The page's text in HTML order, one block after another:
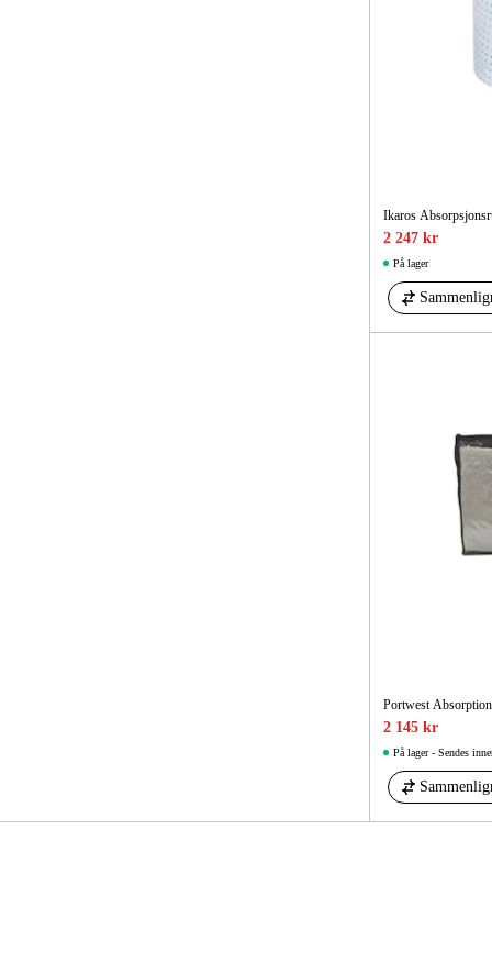
Ikaros
2 247 kr
På lager
Portwest
2 145 kr
På lager - Sendes